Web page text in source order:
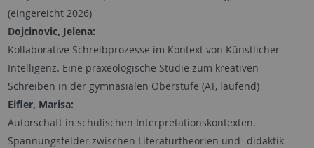
(eingereicht 2026)
Dojcinovic, Jelena:
Kollaborative Schreibprozesse im Kontext von Künstlicher
Intelligenz. Eine praxeologische Studie zum kreativen
Schreiben in der gymnasialen Oberstufe (AT, laufend)
Eifler, Marisa:
Autorschaft in schulischen Interpretationskontexten.
Spannungsfelder zwischen Literaturtheorien und -didaktik